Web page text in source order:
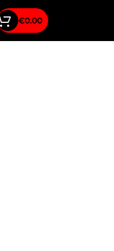
€0.00